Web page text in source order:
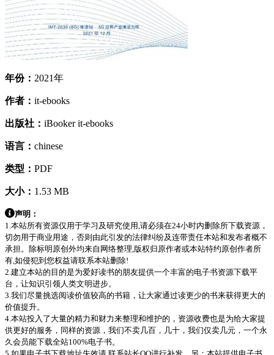
年份： 2021年
作者： it-ebooks
出版社： iBooker it-ebooks
语言： chinese
类型： PDF
大小： 1.53 MB
声明：
1.本站所有资源仅用于学习及研究使用,请必须在24小时内删除所下载资源，
切勿用于商业用途，否则由此引发的法律纠纷及连带责任本站和发布者概不
承担。除标明原创外均来自网络整理,版权归原作者或本站特约原创作者所
有,如侵犯到您权益请联系本站删除!
2.建立本站的目的是为爱好读书的朋友提供一个丰富的电子书资源下载平
台，让知识引领人类文明进步。
3.我们尽量挑选阅读价值较高的书籍，让大家通过读更少的书来获得更大的
价值提升。
4.本站投入了大量的精力和财力来整理和维护的，资源收费也是为给大家提
供更好的服务，同样的资源，我们不卖几百，几十，我们仅卖几元，一个永
久会员能下载全站100%电子书。